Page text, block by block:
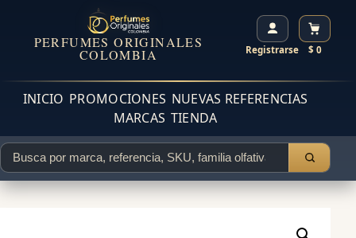
PERFUMES ORIGINALES
COLOMBIA Registrarse $ 0
INICIO PROMOCIONES NUEVAS REFERENCIAS
MARCAS TIENDA